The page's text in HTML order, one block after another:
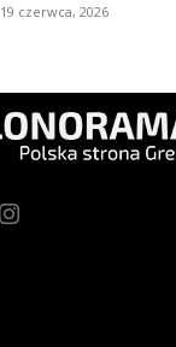
19 czerwca, 2026